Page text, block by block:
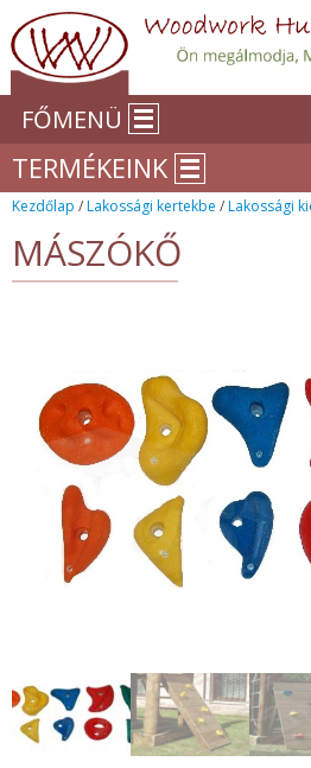
FŐMENÜ
Kezdőlap /Lakossági kertekbe /Lakossági
MÁSZÓKŐ
TERMÉKEINK